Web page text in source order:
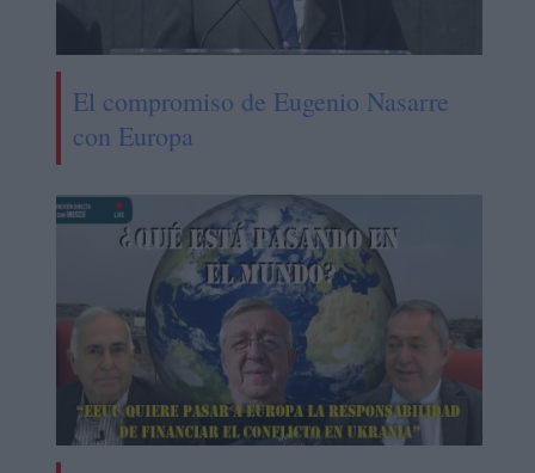
El compromiso de Eugenio Nasarre
con Europa